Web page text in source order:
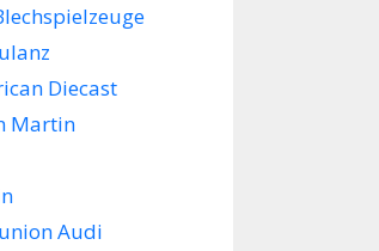
Diecast
Martin
Audi